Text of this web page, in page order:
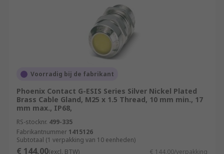
Voorradig bij de fabrikant
Phoenix Contact G-ESIS Series Silver Nickel Plated
Brass Cable Gland, M25 x 1.5 Thread, 10 mm min., 17
mm max., IP68,
RS-stocknr. 499-335
Fabrikantnummer 1415126
Subtotaal (1 verpakking van 10 eenheden)
€ 144,00(excl. BTW) € 144,00/verpakking